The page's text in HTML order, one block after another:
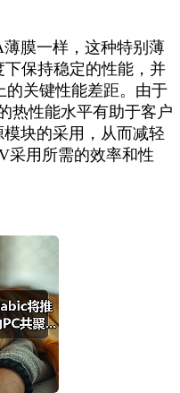
薄膜一样，这种特别薄
下保持稳定的性能，并
的关键性能差距。由于
热性能水平有助于客户
块的采用，从而减轻
采用所需的效率和性